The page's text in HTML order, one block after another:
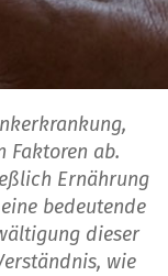
Faktoren ab.
Ernährung
bedeutende
dieser
wie